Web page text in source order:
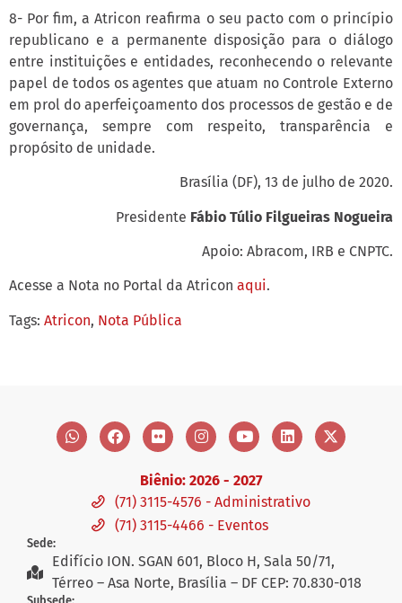
8- Por fim, a Atricon reafirma o seu pacto com o princípio
republicano e a permanente disposição para o diálogo
entre instituições e entidades, reconhecendo o relevante
papel de todos os agentes que atuam no Controle Externo
em prol do aperfeiçoamento dos processos de gestão e de
governança, sempre com respeito, transparência e
propósito de unidade.
Brasília (DF), 13 de julho de 2020.
Presidente Fábio Túlio Filgueiras Nogueira
Apoio: Abracom, IRB e CNPTC.
Acesse a Nota no Portal da Atricon aqui.
Tags: Atricon, Nota Pública
Biênio: 2026 - 2027
(71) 3115-4576 - Administrativo
(71) 3115-4466 - Eventos
Sede:
Edifício ION. SGAN 601, Bloco H, Sala 50/71,
Térreo – Asa Norte, Brasília – DF CEP: 70.830-018